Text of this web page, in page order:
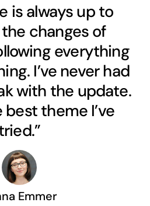
is always up to
changes of
everything
I’ve never had
with the update.
best theme I’ve
Emmer